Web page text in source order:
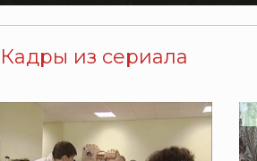
Кадры из сериала